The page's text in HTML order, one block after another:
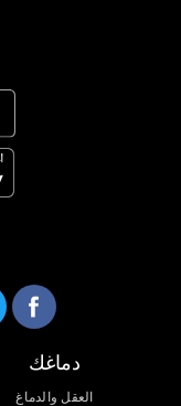
دماغك
العقل والدماغ